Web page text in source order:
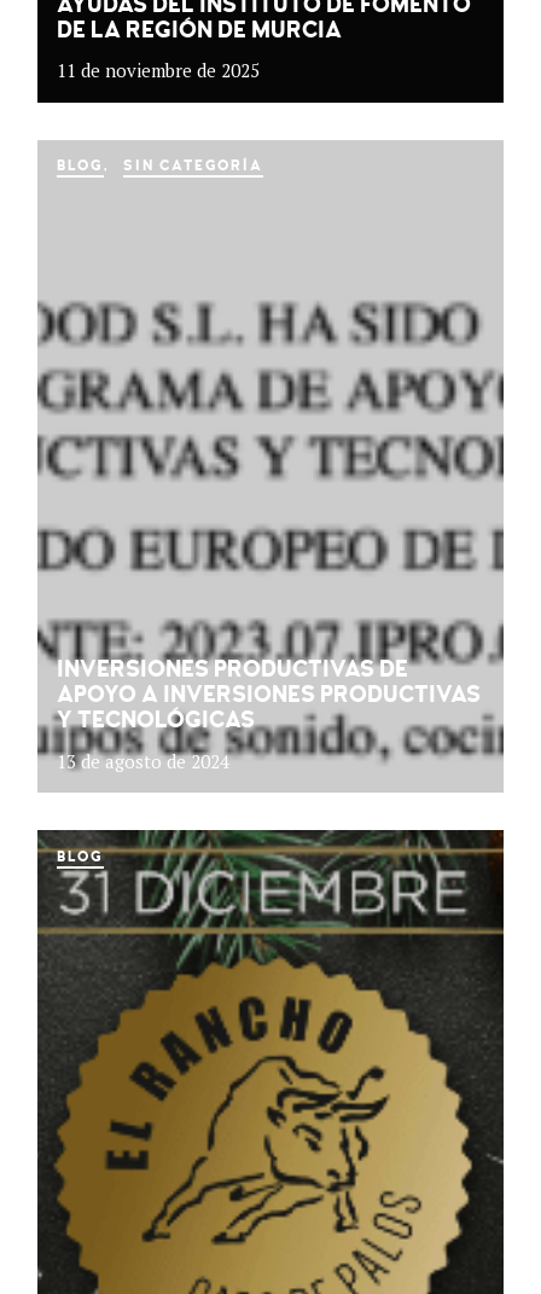
DE LA REGIÓN DE MURCIA
11 de noviembre de 2025
BLOG SIN CATEGORÍA
INVERSIONES PRODUCTIVAS DE
APOYO A INVERSIONES PRODUCTIVAS
Y TECNOLÓGICAS
13 de agosto de 2024
BLOG